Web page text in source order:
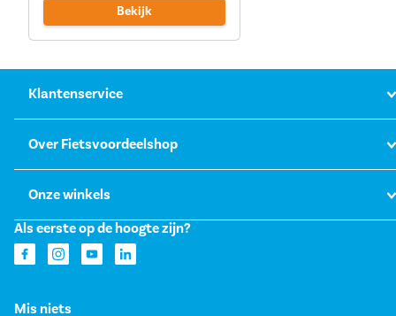
Bekijk
Klantenservice
Over Fietsvoordeelshop
Onze winkels
Als eerste op de hoogte zijn?
Mis niets